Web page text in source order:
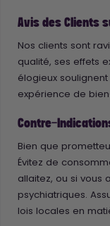
Avis des Clients
Nos clients sont
qualité, ses effets
élogieux
expérience de
Contre-
Bien que
Évitez de
allaitez, ou si vous
psychiatriques.
lois locales en